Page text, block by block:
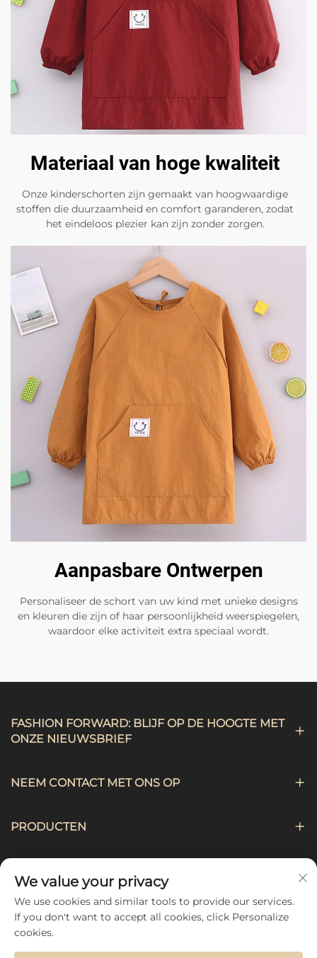
Materiaal van hoge kwaliteit
Onze kinderschorten zijn gemaakt van hoogwaardige
stoffen die duurzaamheid en comfort garanderen, zodat
het eindeloos plezier kan zijn zonder zorgen.
Aanpasbare Ontwerpen
Personaliseer de schort van uw kind met unieke designs
en kleuren die zijn of haar persoonlijkheid weerspiegelen,
waardoor elke activiteit extra speciaal wordt.
FASHION FORWARD: BLIJF OP DE HOOGTE MET
ONZE NIEUWSBRIEF
NEEM CONTACT MET ONS OP
PRODUCTEN
VOLG ONS
We value your privacy
We use cookies and similar tools to provide our services.
If you don't want to accept all cookies, click Personalize
cookies.